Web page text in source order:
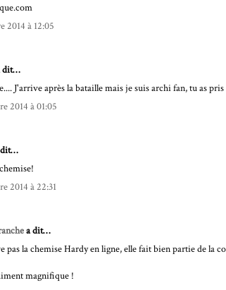
2014 à 12:05
dit…
J'arrive après la bataille mais je suis archi fan, tu as
2014 à 01:05
2014 à 22:31
a dit…
pas la chemise Hardy en ligne, elle fait bien partie de la
magnifique !